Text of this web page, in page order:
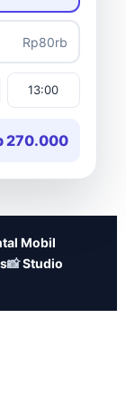
Rp80rb
13:00
270.000
Mobil
📸Studio